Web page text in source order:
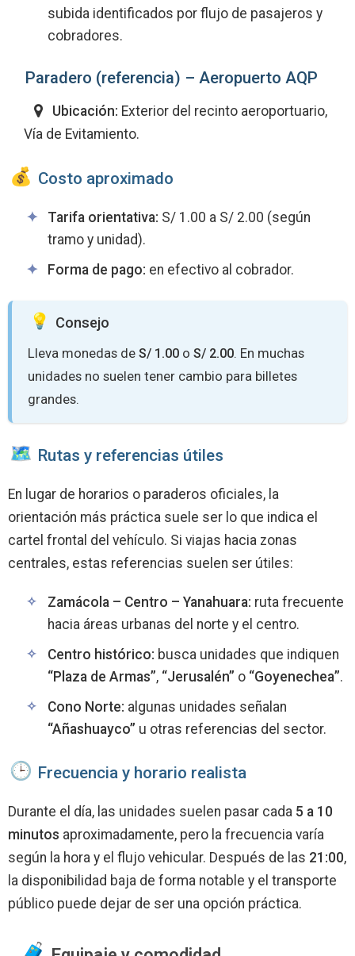
subida identificados por flujo de pasajeros y
cobradores.
Paradero (referencia) – Aeropuerto AQP
Ubicación: Exterior del recinto aeroportuario,
Vía de Evitamiento.
Costo aproximado
Tarifa orientativa: S/ 1.00 a S/ 2.00 (según
tramo y unidad).
Forma de pago: en efectivo al cobrador.
Consejo
Lleva monedas de S/ 1.00 o S/ 2.00. En muchas
unidades no suelen tener cambio para billetes
grandes.
️ Rutas y referencias útiles
En lugar de horarios o paraderos oficiales, la
orientación más práctica suele ser lo que indica el
cartel frontal del vehículo. Si viajas hacia zonas
centrales, estas referencias suelen ser útiles:
Zamácola – Centro – Yanahuara: ruta frecuente
hacia áreas urbanas del norte y el centro.
Centro histórico: busca unidades que indiquen
“Plaza de Armas”, “Jerusalén” o “Goyenechea”.
Cono Norte: algunas unidades señalan
“Añashuayco” u otras referencias del sector.
Frecuencia y horario realista
Durante el día, las unidades suelen pasar cada 5 a 10
minutos aproximadamente, pero la frecuencia varía
según la hora y el flujo vehicular. Después de las 21:00,
la disponibilidad baja de forma notable y el transporte
público puede dejar de ser una opción práctica.